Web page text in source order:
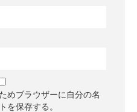
めブラウザーに自分の名
を保存する。